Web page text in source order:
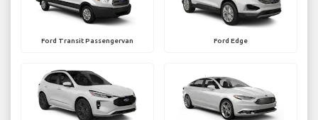
Ford Transit Passengervan Ford Edge